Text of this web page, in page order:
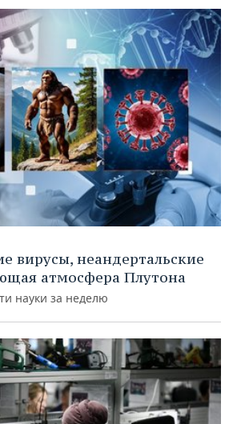
вирусы, неандертальские
атмосфера Плутона
науки за неделю